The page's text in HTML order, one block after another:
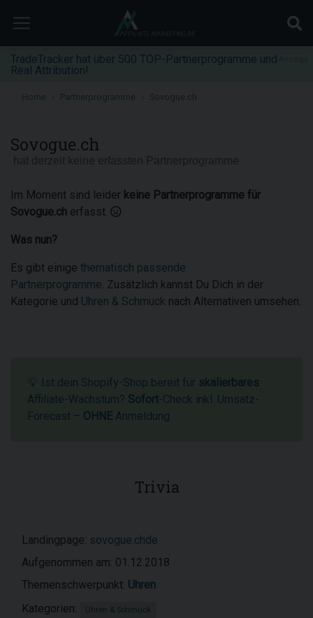
TradeTracker hat über 500 TOP-Partnerprogramme und
Real Attribution!
Home Partnerprogramme
Sovogue.ch
Im Moment sind leider keine Partnerprogramme für
Sovogue.ch erfasst.
Was nun?
Es gibt einige thematisch passende
Partnerprogramme. Zusätzlich kannst Du Dich in der
Kategorie und Uhren & Schmuck nach Alternativen umsehen.
💡 Ist dein Shopify-Shop bereit für skalierbares
Affiliate-Wachstum? Sofort-Check inkl. Umsatz-
Forecast – OHNE Anmeldung.
Trivia
Landingpage: sovogue.chde
Aufgenommen am: 01.12.2018
Themenschwerpunkt: Uhren
Kategorien:
Uhren & Schmuck